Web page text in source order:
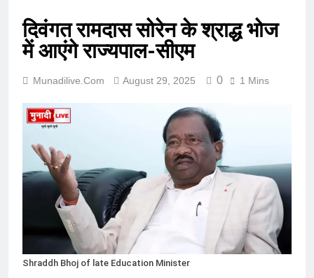
दिवंगत रामदास सोरेन के श्राद्ध भोज
में आएंगे राज्यपाल-सीएम
Munadilive.com August 29, 2025 0 1 Mins
Shraddh Bhoj of late Education Minister